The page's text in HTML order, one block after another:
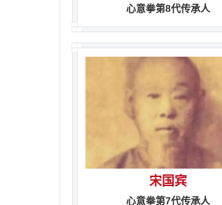
宋国宾
心意拳第7代传承人